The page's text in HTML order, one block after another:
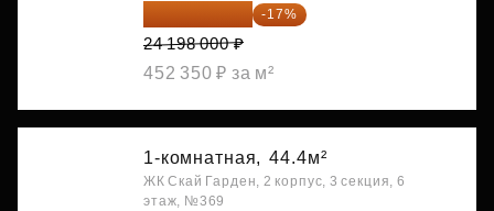
20 084 340 ₽ -17%
24 198 000 ₽
452 350 ₽ за м²
1-комнатная, 44.4м²
ЖК Скай Гарден, 2 корпус, 3 секция, 6
этаж, №369